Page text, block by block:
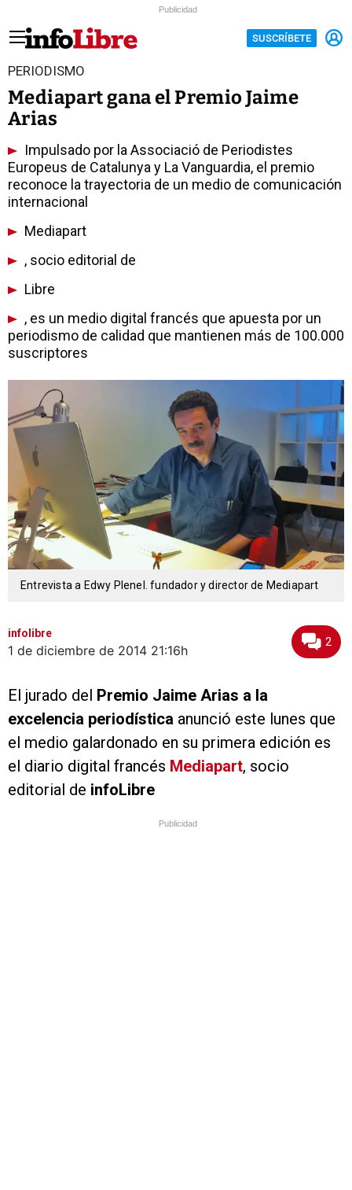
Publicidad
SUSCRÍBETE
PERIODISMO
Mediapart gana el Premio Jaime
Arias
Impulsado por la Associació de Periodistes
Europeus de Catalunya y La Vanguardia, el premio
reconoce la trayectoria de un medio de comunicación
internacional
Mediapart
, socio editorial de
Libre
, es un medio digital francés que apuesta por un
periodismo de calidad que mantienen más de 100.000
suscriptores
Entrevista a Edwy Plenel. fundador y director de Mediapart
infolibre
1 de diciembre de 2014 21:16h
2
El jurado del Premio Jaime Arias a la
excelencia periodística anunció este lunes que
el medio galardonado en su primera edición es
el diario digital francés Mediapart, socio
editorial de infoLibre
Publicidad